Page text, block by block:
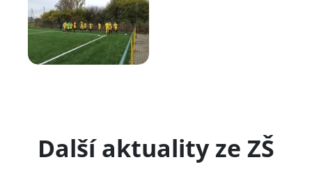
Další aktuality ze ZŠ